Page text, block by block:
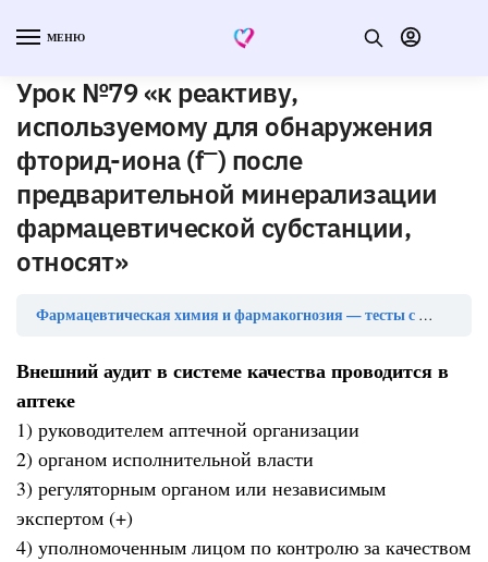
МЕНЮ
Урок №79 «к реактиву,
используемому для обнаружения
фторид-иона (f—) после
предварительной минерализации
фармацевтической субстанции,
относят»
Фармацевтическая химия и фармакогнозия — тесты с ответами
Внешний аудит в системе качества проводится в
аптеке
1) руководителем аптечной организации
2) органом исполнительной власти
3) регуляторным органом или независимым
экспертом (+)
4) уполномоченным лицом по контролю за качеством